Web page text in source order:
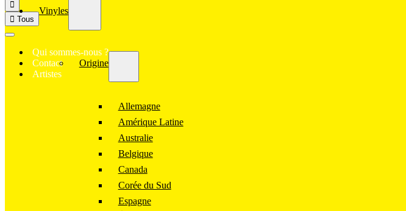

 Tous
Qui sommes-nous ?
Contact
Artistes
Vinyles
Origine
Allemagne
Amérique Latine
Australie
Belgique
Canada
Corée du Sud
Espagne